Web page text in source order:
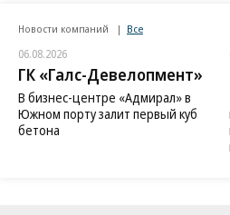
Новости компаний Все
06.08.2026
ГК «Галс-Девелопмент»
В бизнес-центре «Адмирал» в
Южном порту залит первый куб
бетона